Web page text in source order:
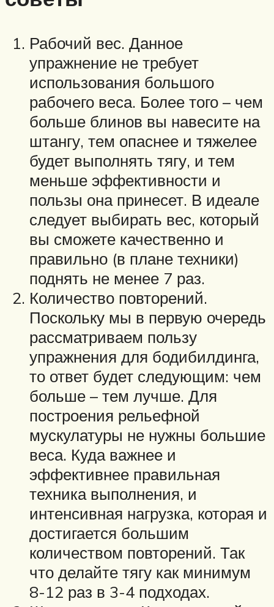
Рабочий вес. Данное
упражнение не требует
использования большого
рабочего веса. Более того – чем
больше блинов вы навесите на
штангу, тем опаснее и тяжелее
будет выполнять тягу, и тем
меньше эффективности и
пользы она принесет. В идеале
следует выбирать вес, который
вы сможете качественно и
правильно (в плане техники)
поднять не менее 7 раз.
Количество повторений.
Поскольку мы в первую очередь
рассматриваем пользу
упражнения для бодибилдинга,
то ответ будет следующим: чем
больше – тем лучше. Для
построения рельефной
мускулатуры не нужны большие
веса. Куда важнее и
эффективнее правильная
техника выполнения, и
интенсивная нагрузка, которая и
достигается большим
количеством повторений. Так
что делайте тягу как минимум
8-12 раз в 3-4 подходах.